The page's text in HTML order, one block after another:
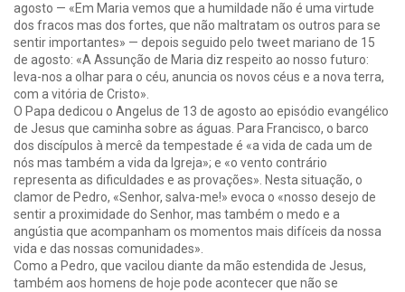
agosto — «Em Maria vemos que a humildade não é uma virtude
dos fracos mas dos fortes, que não maltratam os outros para se
sentir importantes» — depois seguido pelo tweet mariano de 15
de agosto: «A Assunção de Maria diz respeito ao nosso futuro:
leva-nos a olhar para o céu, anuncia os novos céus e a nova terra,
com a vitória de Cristo».
O Papa dedicou o Angelus de 13 de agosto ao episódio evangélico
de Jesus que caminha sobre as águas. Para Francisco, o barco
dos discípulos à mercê da tempestade é «a vida de cada um de
nós mas também a vida da Igreja»; e «o vento contrário
representa as dificuldades e as provações». Nesta situação, o
clamor de Pedro, «Senhor, salva-me!» evoca o «nosso desejo de
sentir a proximidade do Senhor, mas também o medo e a
angústia que acompanham os momentos mais difíceis da nossa
vida e das nossas comunidades».
Como a Pedro, que vacilou diante da mão estendida de Jesus,
também aos homens de hoje pode acontecer que não se